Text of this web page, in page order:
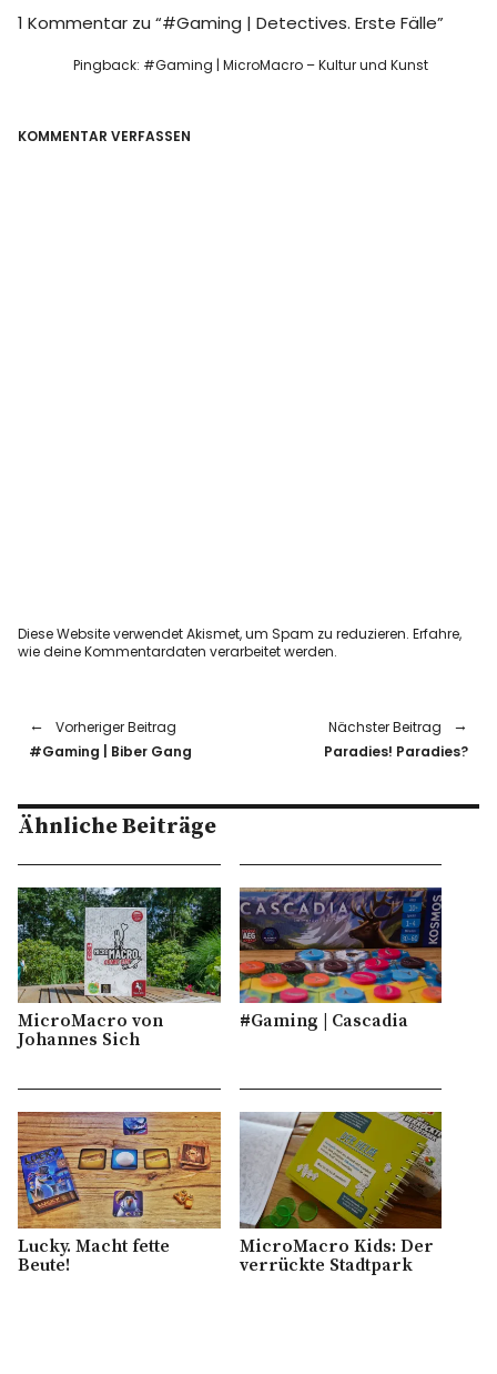
1 Kommentar zu “#Gaming | Detectives. Erste Fälle”
Pingback: #Gaming | MicroMacro – Kultur und Kunst
KOMMENTAR VERFASSEN
Diese Website verwendet Akismet, um Spam zu reduzieren.Erfahre,
wie deine Kommentardaten verarbeitet werden.
Vorheriger Beitrag
#Gaming | Biber Gang
Nächster Beitrag
Paradies! Paradies?
Ähnliche Beiträge
MicroMacro von
Johannes Sich
#Gaming | Cascadia
Lucky. Macht fette
Beute!
MicroMacro Kids: Der
verrückte Stadtpark